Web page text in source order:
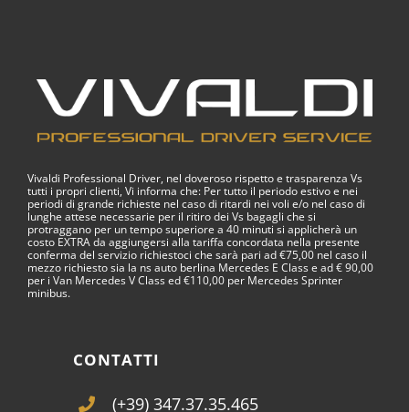
Vivaldi Professional Driver, nel doveroso rispetto e trasparenza Vs
tutti i propri clienti, Vi informa che: Per tutto il periodo estivo e nei
periodi di grande richieste nel caso di ritardi nei voli e/o nel caso di
lunghe attese necessarie per il ritiro dei Vs bagagli che si
protraggano per un tempo superiore a 40 minuti si applicherà un
costo EXTRA da aggiungersi alla tariffa concordata nella presente
conferma del servizio richiestoci che sarà pari ad €75,00 nel caso il
mezzo richiesto sia la ns auto berlina Mercedes E Class e ad € 90,00
per i Van Mercedes V Class ed €110,00 per Mercedes Sprinter
minibus.
CONTATTI
(+39) 347.37.35.465